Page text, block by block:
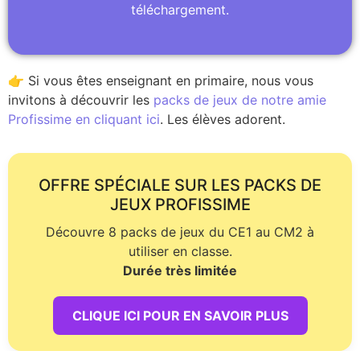
téléchargement.
👉 Si vous êtes enseignant en primaire, nous vous
invitons à découvrir les packs de jeux de notre amie
Profissime en cliquant ici. Les élèves adorent.
OFFRE SPÉCIALE SUR LES PACKS DE
JEUX PROFISSIME
Découvre 8 packs de jeux du CE1 au CM2 à
utiliser en classe.
Durée très limitée
CLIQUE ICI POUR EN SAVOIR PLUS